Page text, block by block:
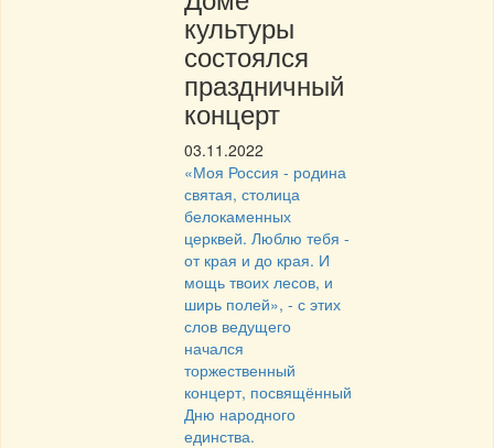
культуры
состоялся
праздничный
концерт
03.11.2022
«Моя Россия - родина
святая, столица
белокаменных
церквей. Люблю тебя -
от края и до края. И
мощь твоих лесов, и
ширь полей», - с этих
слов ведущего
начался
торжественный
концерт, посвящённый
Дню народного
единства.